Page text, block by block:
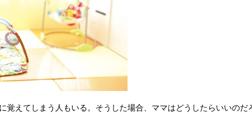
覚えてしまう人もいる。そうした場合、ママはどうしたらいいのだ